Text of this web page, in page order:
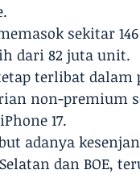
sekitar
dari 82 juta unit.
terlibat dalam
non-premium
17.
adanya
dan BOE,